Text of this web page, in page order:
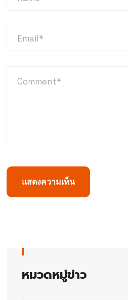
หมวดหมู่ข่าว